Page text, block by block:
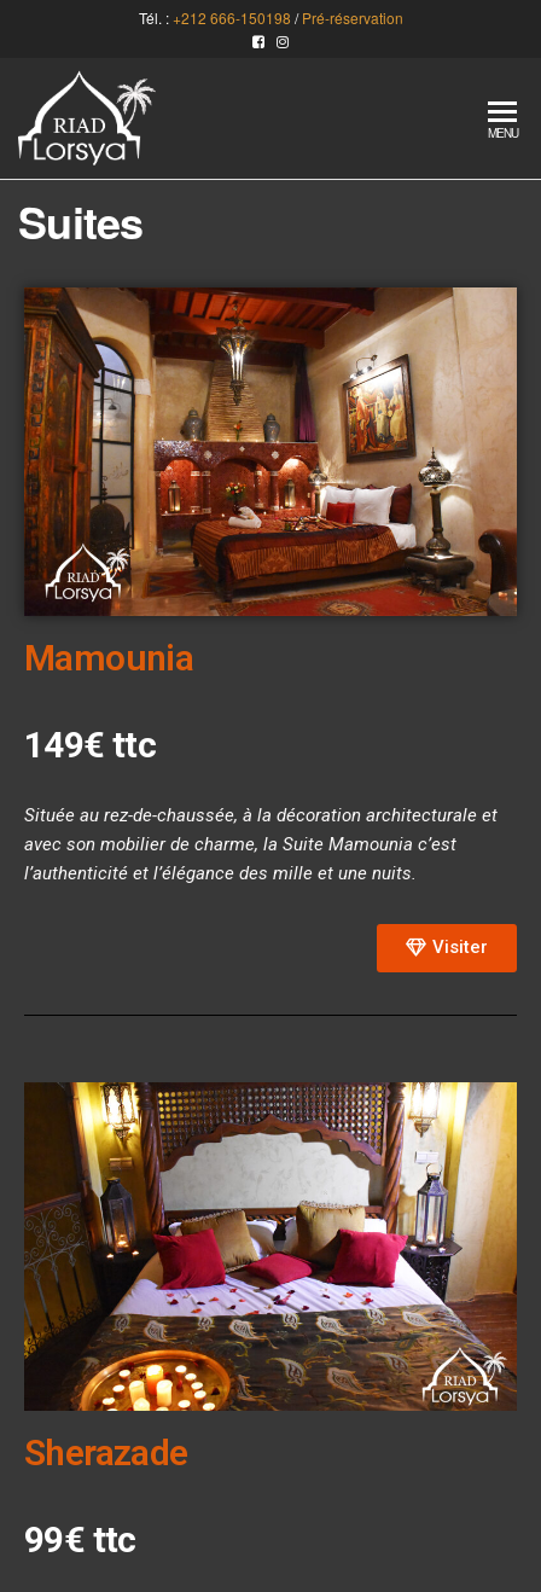
Tél. :+212 666-150198 /Pré-réservation
Marrakech
MENU
Suites
Mamounia
149€ ttc
Située au rez-de-chaussée, à la décoration architecturale et
avec son mobilier de charme, la Suite Mamounia c’est
l’authenticité et l’élégance des mille et une nuits.
Visiter
Sherazade
99€ ttc